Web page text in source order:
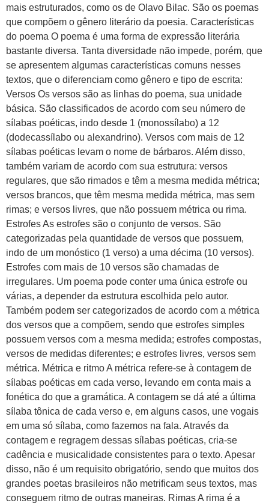
mais estruturados, como os de Olavo Bilac. São os poemas
que compõem o gênero literário da poesia. Características
do poema O poema é uma forma de expressão literária
bastante diversa. Tanta diversidade não impede, porém, que
se apresentem algumas características comuns nesses
textos, que o diferenciam como gênero e tipo de escrita:
Versos Os versos são as linhas do poema, sua unidade
básica. São classificados de acordo com seu número de
sílabas poéticas, indo desde 1 (monossílabo) a 12
(dodecassílabo ou alexandrino). Versos com mais de 12
sílabas poéticas levam o nome de bárbaros. Além disso,
também variam de acordo com sua estrutura: versos
regulares, que são rimados e têm a mesma medida métrica;
versos brancos, que têm mesma medida métrica, mas sem
rimas; e versos livres, que não possuem métrica ou rima.
Estrofes As estrofes são o conjunto de versos. São
categorizadas pela quantidade de versos que possuem,
indo de um monóstico (1 verso) a uma décima (10 versos).
Estrofes com mais de 10 versos são chamadas de
irregulares. Um poema pode conter uma única estrofe ou
várias, a depender da estrutura escolhida pelo autor.
Também podem ser categorizados de acordo com a métrica
dos versos que a compõem, sendo que estrofes simples
possuem versos com a mesma medida; estrofes compostas,
versos de medidas diferentes; e estrofes livres, versos sem
métrica. Métrica e ritmo A métrica refere-se à contagem de
sílabas poéticas em cada verso, levando em conta mais a
fonética do que a gramática. A contagem se dá até a última
sílaba tônica de cada verso e, em alguns casos, une vogais
em uma só sílaba, como fazemos na fala. Através da
contagem e regragem dessas sílabas poéticas, cria-se
cadência e musicalidade consistentes para o texto. Apesar
disso, não é um requisito obrigatório, sendo que muitos dos
grandes poetas brasileiros não metrificam seus textos, mas
conseguem ritmo de outras maneiras. Rimas A rima é a